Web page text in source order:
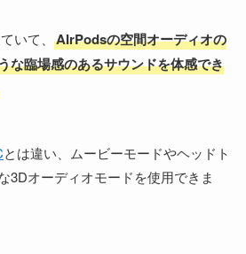
いて、 AIrPodsの空間オーディオの
な臨場感のあるサウンドを体感でき
とは違い、ムービーモードやヘッドト
3Dオーディオモードを使用できま